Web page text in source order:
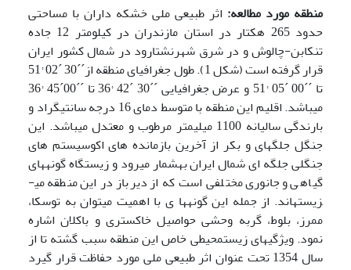
منطقه مورد مطالعه: اثر طبیعی ملی خشکه داران با مساحتی
حدود 265 هکتار در استان مازندران در کیلومتر 12 جاده
تنکابن-چالوش و در شرق شهرنشتارود در شمال کشور ایران
قرار گرفته است (شکل 1). طول جغرافیای منطقه از´´30 ´02 °51
تا ´´00 ´05 °51 و عرض جغرافیایی ´´30 ´42 °36 تا ´´00´45 °36
می­باشد. اقلیم این منطقه با متوسط دمای 16 درجه سانتیگراد و
بارندگی سالیانه 1100 میلی­متر مرطوب و معتدل می­باشد. این
جنگل جلگه­ای و بکر از آخرین بازمانده های اکوسیستم های
جنگلی جلگه ای شمال ایران به­شمار می­رود و زیستگاه گونه­های
گیاهی و جانوری مختلفی است که از دیرباز در این منطقه می­
زیسته­اند. از جمله این گونه­ها ی با اهمیت می­توان به توسکا،
ممرز، بلوط، ‌گربه وحشی حواصیل خاکستری و باکلان اشاره
نمود. ویژگی­های زیست­محیطی خاص این منطقه سبب گشته تا از
سال 1354 تحت عنوان اثر طبیعی ملی مورد حفاظت قرار گیرد